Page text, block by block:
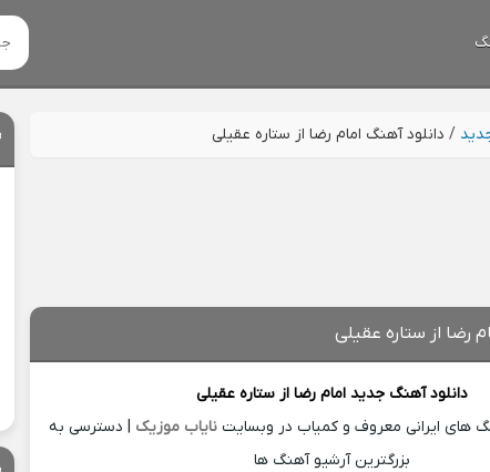
/ دانلود آهنگ امام رضا از ستاره عقیلی
رضا از ستاره عقیلی
دانلود آهنگ جدیدامام رضا از ستاره عقیلی
های ایرانی معروف و کمیاب در وبسایتنایاب موزیک | دسترسی به
بزرگترین آرشیو آهنگ ها